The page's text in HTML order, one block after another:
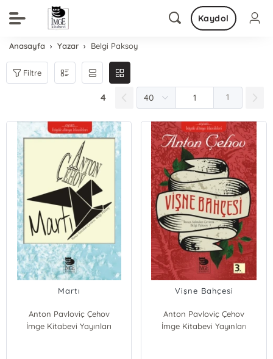
Kaydol
Anasayfa Yazar Belgi Paksoy
Filtre
4 1
Martı
Anton Pavloviç Çehov
İmge Kitabevi Yayınları
Vişne Bahçesi
Anton Pavloviç Çehov
İmge Kitabevi Yayınları